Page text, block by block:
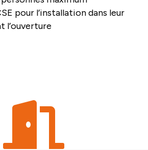
pour l’installation dans leur
l’ouverture
